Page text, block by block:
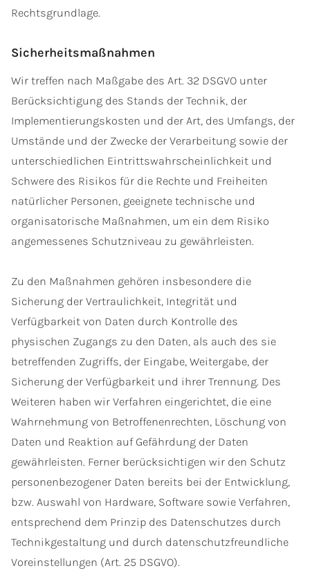
Rechtsgrundlage.
Sicherheitsmaßnahmen
Wir treffen nach Maßgabe des Art. 32 DSGVO unter
Berücksichtigung des Stands der Technik, der
Implementierungskosten und der Art, des Umfangs, der
Umstände und der Zwecke der Verarbeitung sowie der
unterschiedlichen Eintrittswahrscheinlichkeit und
Schwere des Risikos für die Rechte und Freiheiten
natürlicher Personen, geeignete technische und
organisatorische Maßnahmen, um ein dem Risiko
angemessenes Schutzniveau zu gewährleisten.
Zu den Maßnahmen gehören insbesondere die
Sicherung der Vertraulichkeit, Integrität und
Verfügbarkeit von Daten durch Kontrolle des
physischen Zugangs zu den Daten, als auch des sie
betreffenden Zugriffs, der Eingabe, Weitergabe, der
Sicherung der Verfügbarkeit und ihrer Trennung. Des
Weiteren haben wir Verfahren eingerichtet, die eine
Wahrnehmung von Betroffenenrechten, Löschung von
Daten und Reaktion auf Gefährdung der Daten
gewährleisten. Ferner berücksichtigen wir den Schutz
personenbezogener Daten bereits bei der Entwicklung,
bzw. Auswahl von Hardware, Software sowie Verfahren,
entsprechend dem Prinzip des Datenschutzes durch
Technikgestaltung und durch datenschutzfreundliche
Voreinstellungen (Art. 25 DSGVO).